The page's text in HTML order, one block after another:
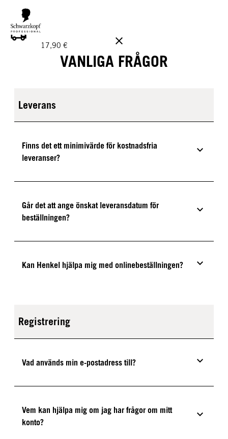
GRATIS LEVERANS PÅ BESTÄLLNINGAR ÖVER 160 €!
17,90 €
VANLIGA FRÅGOR
Leverans
Finns det ett minimivärde för kostnadsfria
leveranser?
Går det att ange önskat leveransdatum för
beställningen?
Kan Henkel hjälpa mig med onlinebeställningen?
Registrering
Vad används min e-postadress till?
Vem kan hjälpa mig om jag har frågor om mitt
konto?